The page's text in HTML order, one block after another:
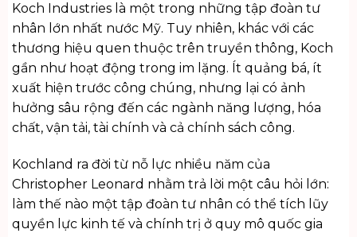
Koch Industries là một trong những tập đoàn tư
nhân lớn nhất nước Mỹ. Tuy nhiên, khác với các
thương hiệu quen thuộc trên truyền thông, Koch
gần như hoạt động trong im lặng. Ít quảng bá, ít
xuất hiện trước công chúng, nhưng lại có ảnh
hưởng sâu rộng đến các ngành năng lượng, hóa
chất, vận tải, tài chính và cả chính sách công.
Kochland ra đời từ nỗ lực nhiều năm của
Christopher Leonard nhằm trả lời một câu hỏi lớn:
làm thế nào một tập đoàn tư nhân có thể tích lũy
quyền lực kinh tế và chính trị ở quy mô quốc gia